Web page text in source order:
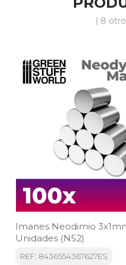
( 8
-15%
Imanes Neodimio
Unidades (N52)
REF: 8436554367627ES